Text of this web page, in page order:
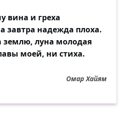
вина и греха
завтра надежда плоха.
землю, луна молодая
моей, ни стиха.
Омар Хайям